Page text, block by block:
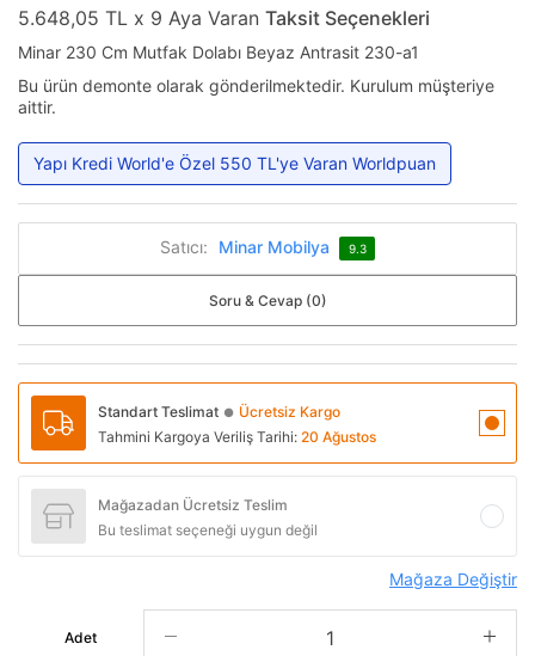
5.648,05 TL x 9 Aya Varan Taksit Seçenekleri
Minar 230 Cm Mutfak Dolabı Beyaz Antrasit 230-a1
Bu ürün demonte olarak gönderilmektedir. Kurulum müşteriye
aittir.
Yapı Kredi World'e Özel 550 TL'ye Varan Worldpuan
Satıcı: Minar Mobilya 9.3
Soru & Cevap (0)
Standart Teslimat ● Ücretsiz Kargo
Tahmini Kargoya Veriliş Tarihi: 20 Ağustos
Mağazadan Ücretsiz Teslim
Bu teslimat seçeneği uygun değil
Mağaza Değiştir
Adet